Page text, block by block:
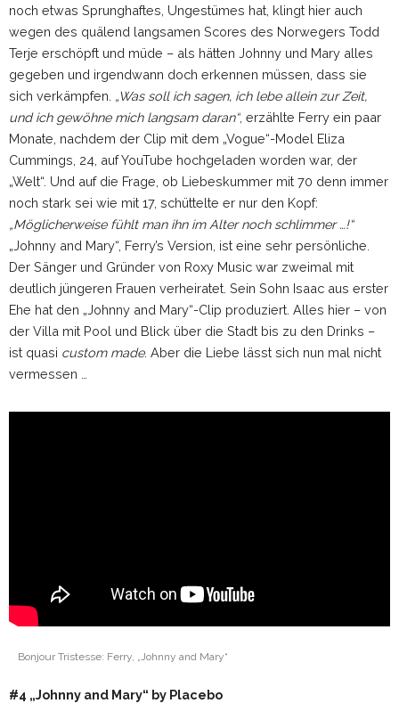
noch etwas Sprunghaftes, Ungestümes hat, klingt hier auch
wegen des quälend langsamen Scores des Norwegers Todd
Terje erschöpft und müde – als hätten Johnny und Mary alles
gegeben und irgendwann doch erkennen müssen, dass sie
sich verkämpfen. „Was soll ich sagen, ich lebe allein zur Zeit,
und ich gewöhne mich langsam daran“, erzählte Ferry ein paar
Monate, nachdem der Clip mit dem „Vogue“-Model Eliza
Cummings, 24, auf YouTube hochgeladen worden war, der
„Welt“. Und auf die Frage, ob Liebeskummer mit 70 denn immer
noch stark sei wie mit 17, schüttelte er nur den Kopf:
„Möglicherweise fühlt man ihn im Alter noch schlimmer …!“
„Johnny and Mary“, Ferry’s Version, ist eine sehr persönliche.
Der Sänger und Gründer von Roxy Music war zweimal mit
deutlich jüngeren Frauen verheiratet. Sein Sohn Isaac aus erster
Ehe hat den „Johnny and Mary“-Clip produziert. Alles hier – von
der Villa mit Pool und Blick über die Stadt bis zu den Drinks –
ist quasi custom made. Aber die Liebe lässt sich nun mal nicht
vermessen …
Bonjour Tristesse: Ferry, „Johnny and Mary“
#4 „Johnny and Mary“ by Placebo